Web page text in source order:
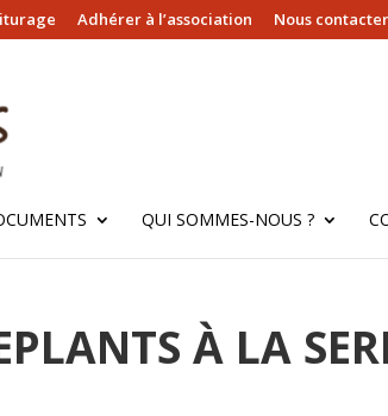
Adhérer à l’association Nous contacter
QUI SOMMES-NOUS ?
À LA